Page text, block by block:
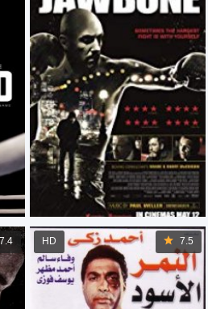
7.5
HD
7.4